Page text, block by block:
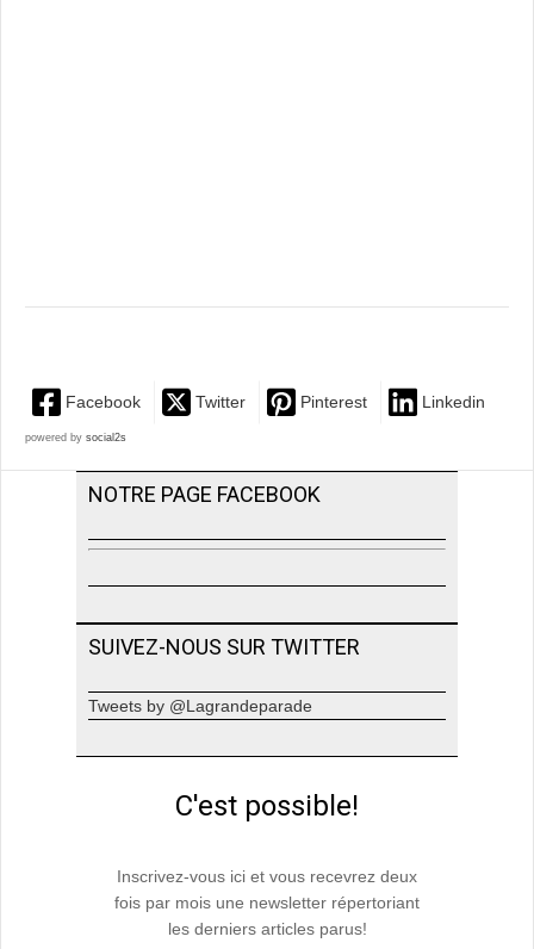
Facebook Twitter Pinterest Linkedin
powered by social2s
NOTRE PAGE FACEBOOK
SUIVEZ-NOUS SUR TWITTER
Tweets by @Lagrandeparade
C'est possible!
Inscrivez-vous ici et vous recevrez deux
fois par mois une newsletter répertoriant
les derniers articles parus!